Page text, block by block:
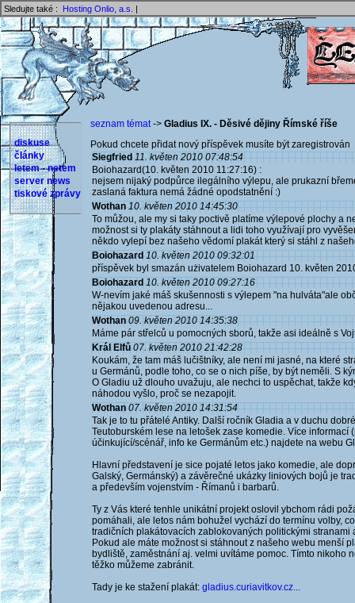
Sledujte také : Hosting Onlio, a.s. |
diskuse
články
letem - netem
server news
tiskové zprávy
seznam témat-> Gladius IX. - Děsivé dějiny Římské říše
Pokud chcete přidat nový příspěvek musíte být
Siegfried 11. květen 2010 07:48:54
Boiohazard(10. květen 2010 11:27:16) :
nejsem nijaký podpůrce ilegálního výlepu, ale prukazní
zaslaná faktura nemá žádné opodstatnění :)
Wothan 10. květen 2010 14:45:30
To můžou, ale my si taky poctivě platíme výlepové plochy a
možnost si ty plakáty stáhnout a lidi toho využívají pro
někdo vylepí bez našeho vědomí plakát který si stáhl z
Boiohazard 10. květen 2010 09:32:01
příspěvek byl smazán użivatelem Boiohazard 10. květen
Boiohazard 10. květen 2010 09:27:16
W-nevím jaké máš skušennosti s výlepem "na hulváta"ale
nějakou uvedenou adresu...
Wothan 09. květen 2010 14:35:38
Máme pár střelců u pomocných sborů, takže asi ideálně s
Král Elfů 07. květen 2010 21:42:28
Koukám, že tam máš lučištníky, ale není mi jasné, na které
u Germánů, podle toho, co se o nich píše, by být neměli. S
O Gladiu už dlouho uvažuju, ale nechci to uspěchat, takže
náhodou vyšlo, proč se nezapojit.
Wothan 07. květen 2010 14:31:54
Tak je to tu přátelé Antiky. Další ročník Gladia a v duchu
Teutoburském lese na letošek zase komedie. Více
účinkující/scénář, info ke Germánům etc.) najdete na webu
Hlavní představení je sice pojaté letos jako komedie, ale
Galský, Germánský) a závěrečné ukázky liniových bojů je
a především vojenstvím - Římanů i barbarů.
Ty z Vás které tenhle unikátní projekt oslovil ybchom rádi
pomáhali, ale letos nám bohužel vychází do termínu volby,
tradičních plakátovacích zablokovaných politickými
Pokud ale máte možnost si stáhnout z našeho webu menší
bydliště, zaměstnání aj. velmi uvítáme pomoc. Tímto nikoho
těžko můžeme zabránit.
Tady je ke stažení plakát: gladius.curiavitkov.cz...